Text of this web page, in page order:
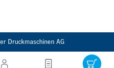
Druckmaschinen AG